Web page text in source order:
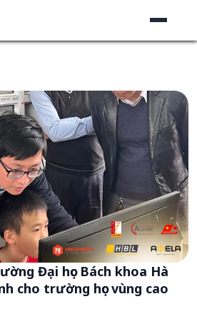
Đại học Bách khoa Hà
cho trường học vùng cao